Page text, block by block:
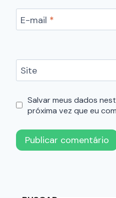
E-mail *
Site
Salvar meus dados
próxima vez que eu